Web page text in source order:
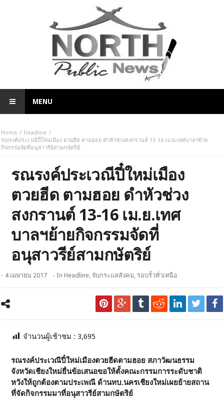
MENU
Home
headline
รณรงค์ประเวณีปี๋ใหม่เมือง ตวยฮีด ตามฮอย ดำหัวช่วงสงกรานต์ 13-16 เม.ย.เทศบาลฯย้าย
กิจกรรมจัดที่อนุสาวรีย์สามกษัตริย์
รณรงค์ประเวณีปี๋ใหม่เมือง
ตวยฮีด ตามฮอย ดำหัวช่วง
สงกรานต์ 13-16 เม.ย.เทศ
บาลฯย้ายกิจกรรมจัดที่
อนุสาวรีย์สามกษัตริย์
- 4 เมษายน 2017 - InHeadline, จับกระแสสังคม, รอบรั้วทั่วเหนือ
จำนวนผู้เช้าชม :3,695
รณรงค์ประเวณีปี๋ใหม่เมืองตวยฮีดตามฮอย สภาวัฒนธรรม
จังหวัดเชียงใหม่ยื่นข้อเสนอขอให้ตั้งคณะกรรมการระดับชาติ
หวังให้ถูกต้องตามประเพณี ด้านทบ.นครเชียงใหม่เผยย้ายสถาน
ที่จัดกิจกรรมมาที่อนุสาวรีย์สามกษัตริย์